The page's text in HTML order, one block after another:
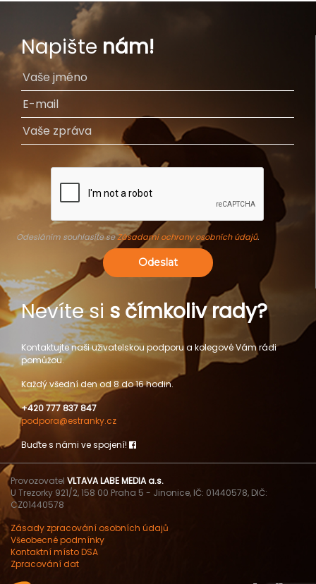
Napište nám!
Odesláním souhlasíte seZásadami ochrany osobních údajů.
Odeslat
Nevíte si s čímkoliv rady?
Kontaktujte naši uživatelskou podporu a kolegové Vám rádi
pomůžou.
Každý všední den od 8 do 16 hodin.
+420 777 837 847
podpora@estranky.cz
Buďte s námi ve spojení!
Provozovatel VLTAVA LABE MEDIA a.s.
U Trezorky 921/2, 158 00 Praha 5 - Jinonice, IČ: 01440578, DIČ:
CZ01440578
Zásady zpracování osobních údajů
Všeobecné podmínky
Kontaktní místo DSA
Zpracování dat